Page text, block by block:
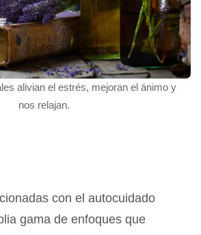
alivian el estrés, mejoran el ánimo y
nos relajan.
con el autocuidado
gama de enfoques que